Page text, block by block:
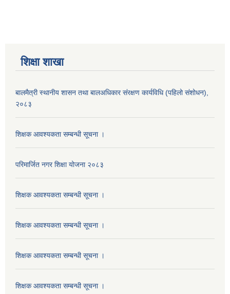
शिक्षा शाखा
बालमैत्री स्थानीय शासन तथा बालअधिकार संरक्षण कार्यविधि (पहिलो संशोधन),
२०८३
शिक्षक आवश्यकता सम्बन्धी सूचना ।
परिमार्जित नगर शिक्षा योजना २०८३
शिक्षक आवश्यकता सम्बन्धी सूचना ।
शिक्षक आवश्यकता सम्बन्धी सूचना ।
शिक्षक आवश्यकता सम्बन्धी सूचना ।
शिक्षक आवश्यकता सम्बन्धी सूचना ।